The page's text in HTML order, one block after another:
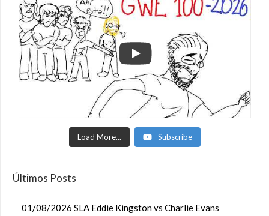
Load More... Subscribe
Últimos Posts
01/08/2026 SLA Eddie Kingston vs Charlie Evans